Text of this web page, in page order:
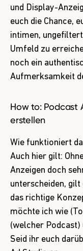
und Display-
euch die Chance,
intimen,
Umfeld zu
noch ein
Aufmerksamkeit
How to: Podcast
erstellen
Wie funktioniert
Auch hier gilt:
Anzeigen doch
unterscheiden, gilt
das richtige
möchte ich wie
(welcher Podcast)
Seid ihr euch